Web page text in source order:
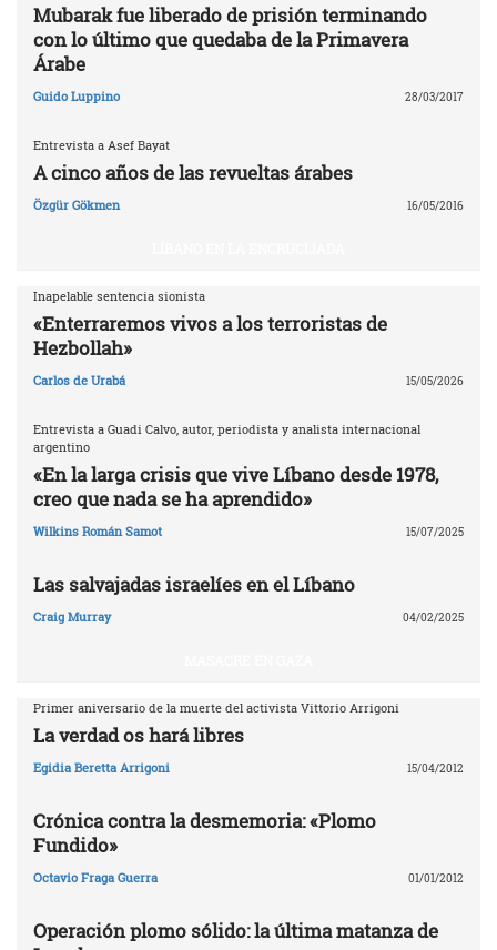
Mubarak fue liberado de prisión terminando
con lo último que quedaba de la Primavera
Árabe
Guido Luppino 28/03/2017
Entrevista a Asef Bayat
A cinco años de las revueltas árabes
Özgür Gökmen 16/05/2016
Inapelable sentencia sionista
«Enterraremos vivos a los terroristas de
Hezbollah»
Carlos de Urabá 15/05/2026
Entrevista a Guadi Calvo, autor, periodista y analista internacional
argentino
«En la larga crisis que vive Líbano desde 1978,
creo que nada se ha aprendido»
Wilkins Román Samot 15/07/2025
Las salvajadas israelíes en el Líbano
Craig Murray 04/02/2025
Primer aniversario de la muerte del activista Vittorio Arrigoni
La verdad os hará libres
Egidia Beretta Arrigoni 15/04/2012
Crónica contra la desmemoria: «Plomo
Fundido»
Octavio Fraga Guerra 01/01/2012
Operación plomo sólido: la última matanza de